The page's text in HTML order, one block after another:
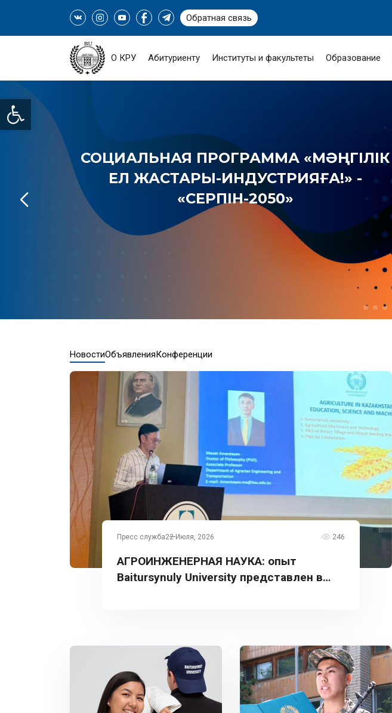
Open toolbar
Обратная связь
О КРУ Абитуриенту Институты и факультеты Образование
СОЦИАЛЬНАЯ ПРОГРАММА «МӘҢГІЛІК
ЕЛ ЖАСТАРЫ-ИНДУСТРИЯҒА!» -
«СЕРПІН-2050»
НовостиОбъявленияКонференции
Пресс служба22 Июля, 2026 246
АГРОИНЖЕНЕРНАЯ НАУКА: опыт
Baitursynuly University представлен в